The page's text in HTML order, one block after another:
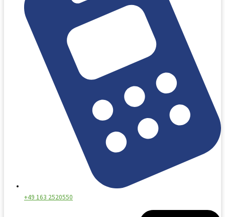
+49 163 2520550